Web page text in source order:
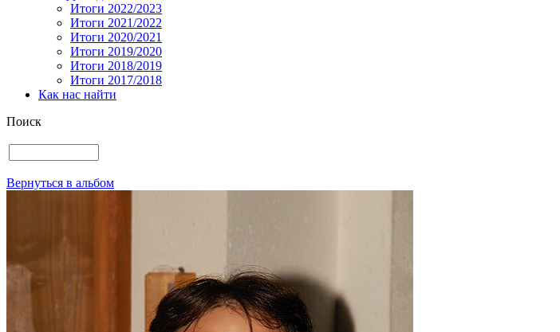
Итоги 2022/2023
Итоги 2021/2022
Итоги 2020/2021
Итоги 2019/2020
Итоги 2018/2019
Итоги 2017/2018
Как нас найти
Поиск
Вернуться в альбом